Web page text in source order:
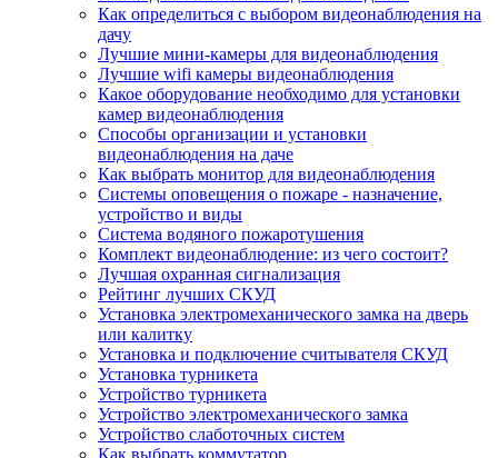
Как определиться с выбором видеонаблюдения на
дачу
Лучшие мини-камеры для видеонаблюдения
Лучшие wifi камеры видеонаблюдения
Какое оборудование необходимо для установки
камер видеонаблюдения
Способы организации и установки
видеонаблюдения на даче
Как выбрать монитор для видеонаблюдения
Системы оповещения о пожаре - назначение,
устройство и виды
Система водяного пожаротушения
Комплект видеонаблюдение: из чего состоит?
Лучшая охранная сигнализация
Рейтинг лучших СКУД
Установка электромеханического замка на дверь
или калитку
Установка и подключение считывателя СКУД
Установка турникета
Устройство турникета
Устройство электромеханического замка
Устройство слаботочных систем
Как выбрать коммутатор